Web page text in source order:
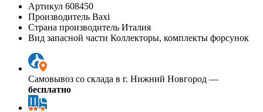
Артикул 608450
Производитель Baxi
Страна производитель Италия
Вид запасной части Коллекторы, комплекты форсунок
Самовывоз со склада в г. Нижний Новгород —
бесплатно